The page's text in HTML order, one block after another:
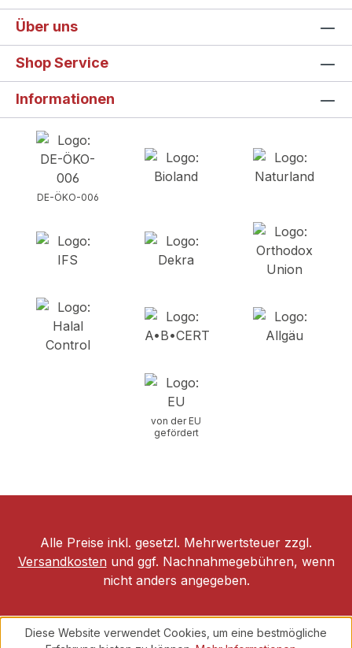
Über uns
Shop Service
Informationen
DE-ÖKO-006
von der EU
gefördert
Alle Preise inkl. gesetzl. Mehrwertsteuer zzgl.
Versandkosten und ggf. Nachnahmegebühren, wenn
nicht anders angegeben.
Diese Website verwendet Cookies, um eine bestmögliche